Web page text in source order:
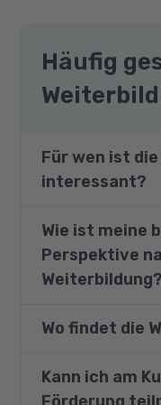
Häufig
Für wen ist
interessant?
Die
Führungskräfte,
Wie ist meine
Perspektive
Weiterbildung?
Die hier
auch
Arbeitswelt
Wo findet die
Die Teilnahme ist
Partnerstandorte
Kann ich am